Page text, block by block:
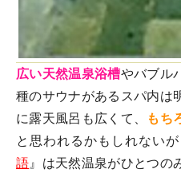
広い天然温泉浴槽やバブル
種のサウナがあるスパ内は
に露天風呂も広くて、
もち
と思われるかもしれない
語』は天然温泉がひとつの